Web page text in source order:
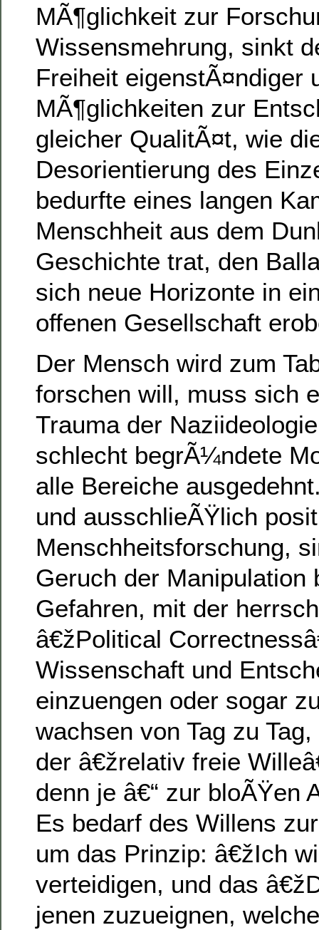
MÃ¶glichkeit zur
Wissensmehrung, sinkt
Freiheit eigenstÃ¤ndiger
MÃ¶glichkeiten zur
gleicher QualitÃ¤t, wie
Desorientierung des
bedurfte eines langen
Menschheit aus dem
Geschichte trat, den
sich neue Horizonte in
offenen Gesellschaft
Der Mensch wird zum
forschen will, muss sich
Trauma der
schlecht begrÃ¼ndete
alle Bereiche
und ausschlieÃŸlich
Menschheitsforschung,
Geruch der Manipulation
Gefahren, mit der
â€žPolitical
Wissenschaft und
einzuengen oder sogar
wachsen von Tag zu
der â€žrelativ freie
denn je â€“ zur bloÃŸen
Es bedarf des Willens
um das Prinzip: â€žIch
verteidigen, und das
jenen zuzueignen,